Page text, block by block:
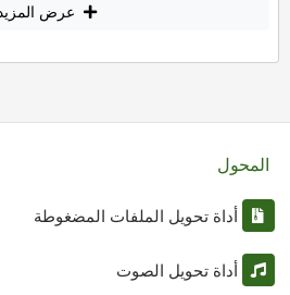
عرض المزيد
المحول
أداة تحويل الملفات المضغوطة
أداة تحويل الصوت